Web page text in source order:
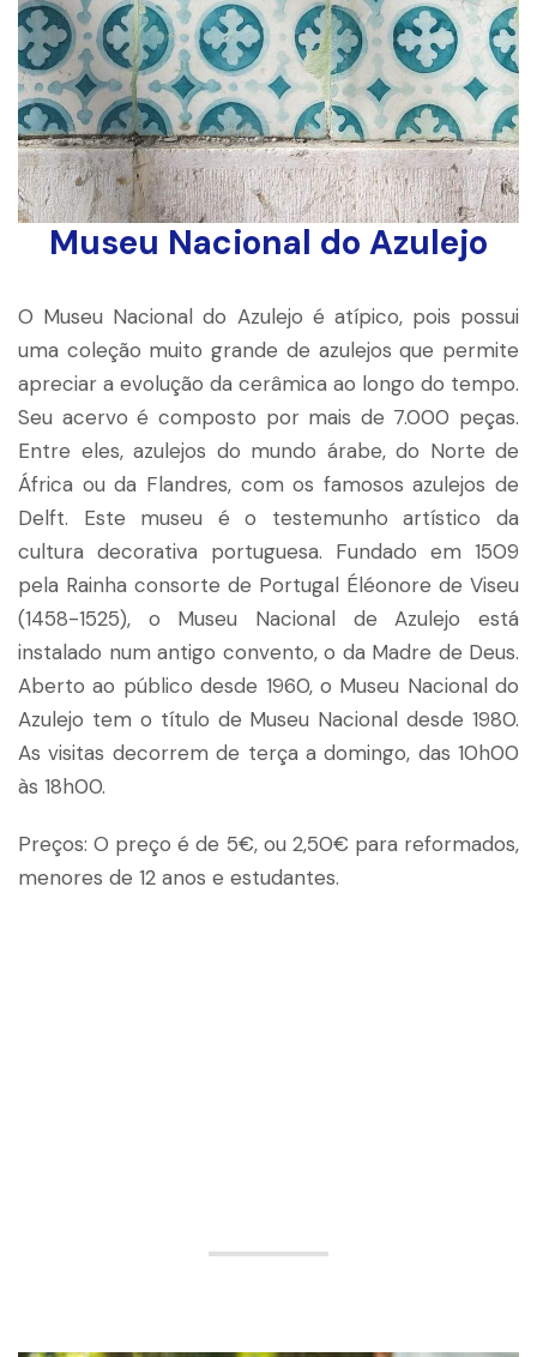
Museu Nacional do Azulejo
O Museu Nacional do Azulejo é atípico, pois possui
uma coleção muito grande de azulejos que permite
apreciar a evolução da cerâmica ao longo do tempo.
Seu acervo é composto por mais de 7.000 peças.
Entre eles, azulejos do mundo árabe, do Norte de
África ou da Flandres, com os famosos azulejos de
Delft. Este museu é o testemunho artístico da
cultura decorativa portuguesa. Fundado em 1509
pela Rainha consorte de Portugal Éléonore de Viseu
(1458-1525), o Museu Nacional de Azulejo está
instalado num antigo convento, o da Madre de Deus.
Aberto ao público desde 1960, o Museu Nacional do
Azulejo tem o título de Museu Nacional desde 1980.
As visitas decorrem de terça a domingo, das 10h00
às 18h00.
Preços: O preço é de 5€, ou 2,50€ para reformados,
menores de 12 anos e estudantes.